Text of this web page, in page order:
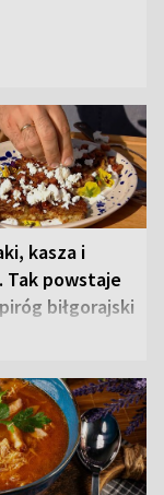
kasza i
Tak powstaje
biłgorajski